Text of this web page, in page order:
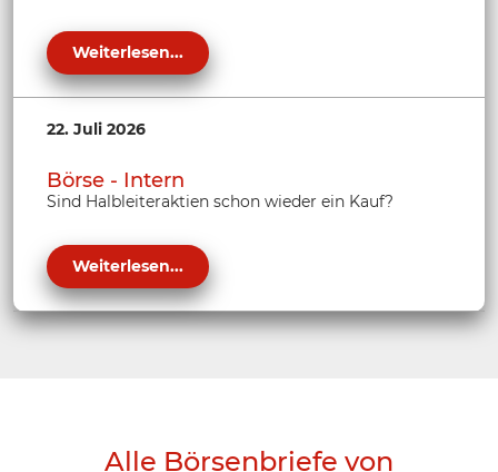
Weiterlesen...
22. Juli 2026
Börse - Intern
Sind Halbleiteraktien schon wieder ein Kauf?
Weiterlesen...
Alle Börsenbriefe von